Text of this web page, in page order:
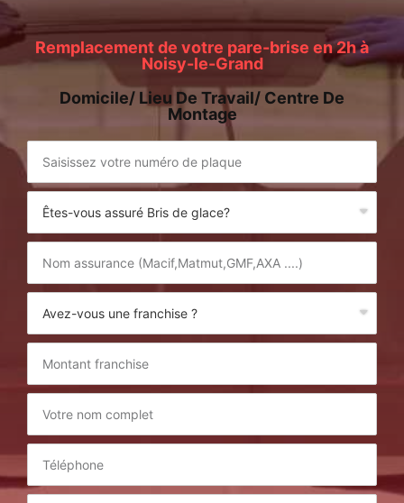
Remplacement de votre pare-brise en 2h à
Noisy-le-Grand
Domicile/ Lieu De Travail/ Centre De
Montage